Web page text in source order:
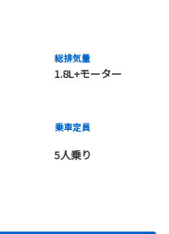
総排気量
1.8L+モーター
乗車定員
5人乗り